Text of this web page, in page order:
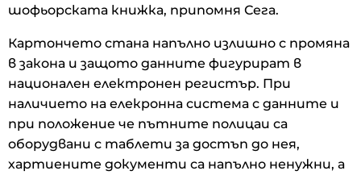
шофьорската книжка, припомня Сега.
Картончето стана напълно излишно с промяна
в закона и защото данните фигурират в
национален електронен регистър. При
наличието на елекронна система с данните и
при положение че пътните полицаи са
оборудвани с таблети за достъп до нея,
хартиените документи са напълно ненужни, а